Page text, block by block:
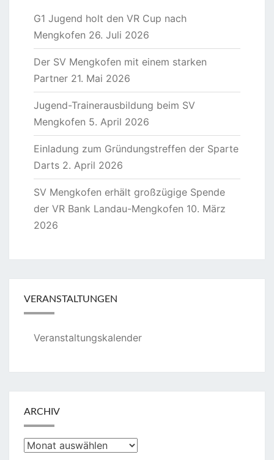
G1 Jugend holt den VR Cup nach
Mengkofen 26. Juli 2026
Der SV Mengkofen mit einem starken
Partner 21. Mai 2026
Jugend-Trainerausbildung beim SV
Mengkofen 5. April 2026
Einladung zum Gründungstreffen der Sparte
Darts 2. April 2026
SV Mengkofen erhält großzügige Spende
der VR Bank Landau-Mengkofen 10. März
2026
VERANSTALTUNGEN
Veranstaltungskalender
ARCHIV
Archiv